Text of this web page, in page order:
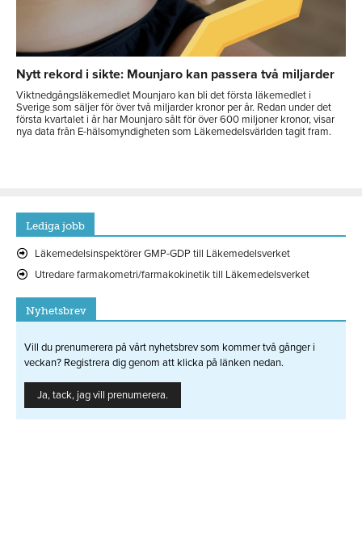
Nytt rekord i sikte: Mounjaro kan passera två miljarder
Viktnedgångsläkemedlet Mounjaro kan bli det första läkemedlet i
Sverige som säljer för över två miljarder kronor per år. Redan under det
första kvartalet i år har Mounjaro sålt för över 600 miljoner kronor, visar
nya data från E-hälsomyndigheten som Läkemedelsvärlden tagit fram.
Lediga jobb
Läkemedelsinspektörer GMP-GDP till Läkemedelsverket
Utredare farmakometri/farmakokinetik till Läkemedelsverket
Nyhetsbrev
Vill du prenumerera på vårt nyhetsbrev som kommer två gånger i
veckan? Registrera dig genom att klicka på länken nedan.
Ja, tack, jag vill prenumerera.